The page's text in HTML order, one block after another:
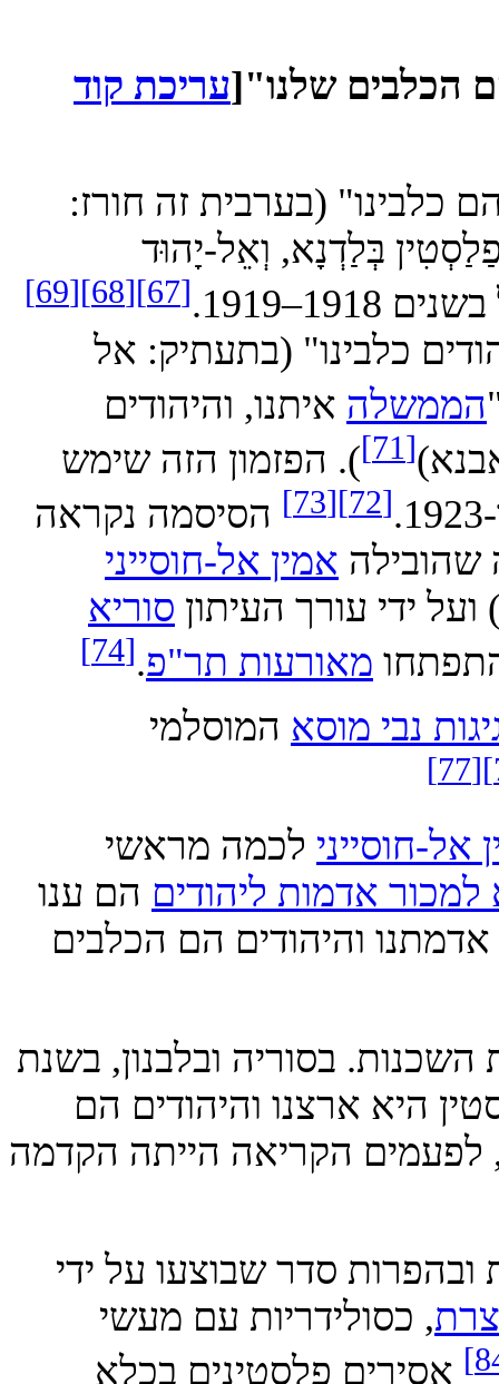
שלנו"[עריכת קוד
(בערבית זה חורז:
בְּלַדְנָא, וְאֵל-יָהוּד
[67]
[68]
[69]
כלבינו" (בתעתיק: אל
איתנו, והיהודים
[71] ). הפזמון הזה שימש
[72]
[73]
הסיסמה נקראה
אמין אל-חוסייני
ידי עורך העיתוןסוריא
מאורעות תר"פ.
[74]
נבי מוסאהמוסלמי
חוסיינילכמה מראשי
אדמות ליהודיםהם ענו
והיהודים הם הכלבים
בסוריה ובלבנון, בשנת
היא ארצנו והיהודים הם
הקריאה הייתה הקדמה
ובהפרות סדר שבוצעו על ידי
, כסולידריות עם מעשי
פלסטינים בכלא